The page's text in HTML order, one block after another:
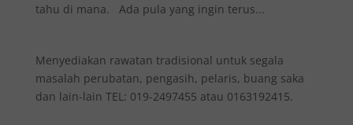
tahu di mana. Ada pula yang ingin terus...
Menyediakan rawatan tradisional untuk segala
masalah perubatan, pengasih, pelaris, buang saka
dan lain-lain TEL: 019-2497455 atau 0163192415.